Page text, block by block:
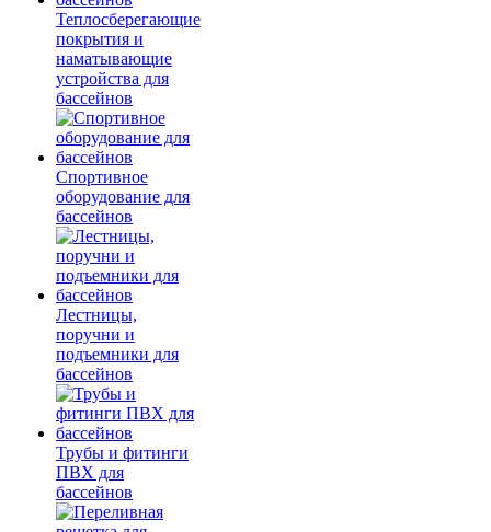
Теплосберегающие
покрытия и
наматывающие
устройства для
бассейнов
Спортивное
оборудование для
бассейнов
Лестницы,
поручни и
подъемники для
бассейнов
Трубы и фитинги
ПВХ для
бассейнов